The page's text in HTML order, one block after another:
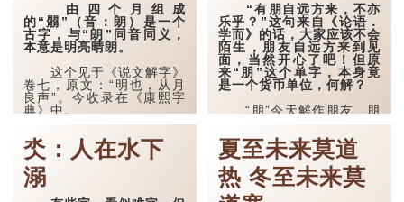
由四个月组成
的“朤”（音：朗）是一个
古字，与“朗”同音同义，
本意是明亮晴朗。
这个见于《说文解字》
卷七，原文：“明也，从月
良声”。今收录在《康熙字
典》中。
这个字，用法颇多。
“朤朤干坤，舍我其
谁。”干坤是《周易》中的
两个卦名，这里指天地、宇
“有朋自远方来，不亦
乐乎？”这句来自《论语．
学而》的话，大家应该不会
陌生，朋友自远方来到见
面，当然开心了吧！但原
来“朋”这个单字，本身竟
是一个货币单位，何解？
“朋”今天解作朋友、朋
辈、志同道合的人。朋友非
常重要，有知心好友可以分
享快乐，分担烦忧，是很美
好的事。然而，这个字的本
义却与“人”无关。
氼：人在水下
溺
夏至未来莫道
热 冬至未来莫